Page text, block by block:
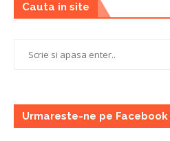
Cauta in site
Urmareste-ne pe Facebook